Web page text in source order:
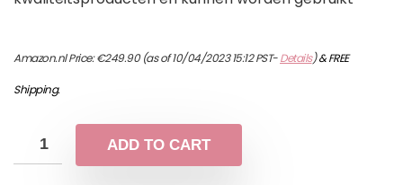
Amazon.nl Price:€249.90(as of 10/04/2023 15:12 PST-Details)&FREE
Shipping.
ADD TO CART